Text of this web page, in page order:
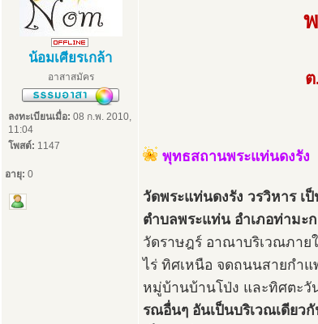
น้อมเศียรเกล้า
อาสาสมัคร
ลงทะเบียนเมื่อ: 08 ก.พ. 2010,
11:04
โพสต์: 1147
อายุ: 0
พุทธสถานพระแท่นดงรัง
วัดพระแท่นดงรัง วรวิหาร เ
ตำบลพระแท่น อำเภอท่ามะ
วัดราษฎร์ อาณาบริเวณภา
ไร่ ทิศเหนือ จดถนนสายกำ
หมู่บ้านบ้านโป่ง และทิศตะวั
รณอื่นๆ อันเป็นบริเวณเดียว